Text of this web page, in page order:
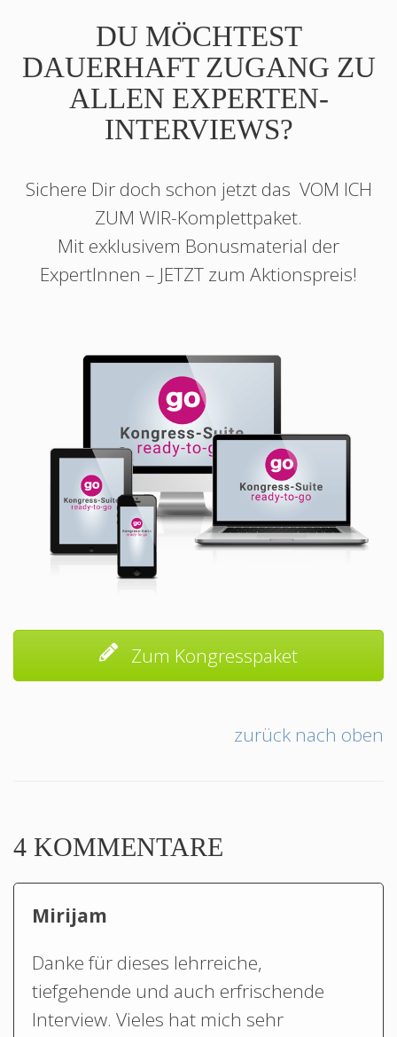
DU MÖCHTEST
DAUERHAFT ZUGANG ZU
ALLEN EXPERTEN-
INTERVIEWS?
Sichere Dir doch schon jetzt das VOM ICH
ZUM WIR-Komplettpaket.
Mit exklusivem Bonusmaterial der
ExpertInnen – JETZT zum Aktionspreis!
Zum Kongresspaket
zurück nach oben
4 KOMMENTARE
Mirijam
Danke für dieses lehrreiche,
tiefgehende und auch erfrischende
Interview. Vieles hat mich sehr